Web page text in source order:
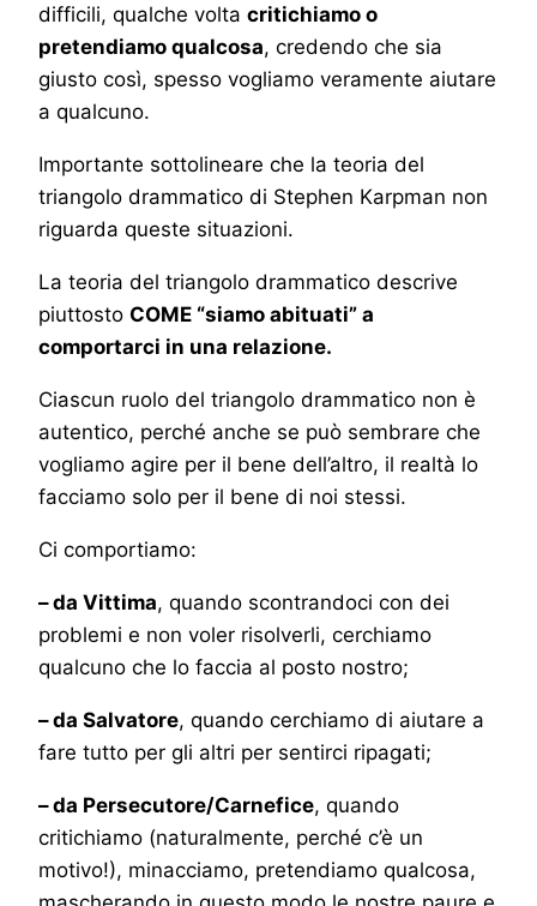
difficili, qualche volta critichiamo o
pretendiamo qualcosa, credendo che sia
giusto così, spesso vogliamo veramente aiutare
a qualcuno.
Importante sottolineare che la teoria del
triangolo drammatico di Stephen Karpman non
riguarda queste situazioni.
La teoria del triangolo drammatico descrive
piuttosto COME “siamo abituati” a
comportarci in una relazione.
Ciascun ruolo del triangolo drammatico non è
autentico, perché anche se può sembrare che
vogliamo agire per il bene dell’altro, il realtà lo
facciamo solo per il bene di noi stessi.
Ci comportiamo:
– da Vittima, quando scontrandoci con dei
problemi e non voler risolverli, cerchiamo
qualcuno che lo faccia al posto nostro;
– da Salvatore, quando cerchiamo di aiutare a
fare tutto per gli altri per sentirci ripagati;
– da Persecutore/Carnefice, quando
critichiamo (naturalmente, perché c’è un
motivo!), minacciamo, pretendiamo qualcosa,